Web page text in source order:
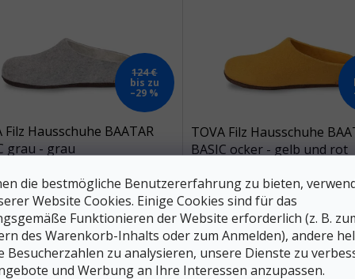
die bestmögliche Benutzererfahrung zu bieten,
Website Cookies. Einige Cookies sind für das
Funktionieren der Website erforderlich (z. B.
des Warenkorb-Inhalts oder zum Anmelden), andere
Besucherzahlen zu analysieren, unsere Dienste zu
und Werbung an Ihre Interessen anzupassen.
124 €
bis zu
–29 %
Filz Hausschuhe BAATAR
grau - grau
Auf Lager
€ DETAIL
Hausschuhe aus
mit Naturledersohle.
TOVA Filz Hausschuhe
BASIC ocker - gelb und rot
ab87 €
Thermopantoffeln aus Filz mit
Ledersohle